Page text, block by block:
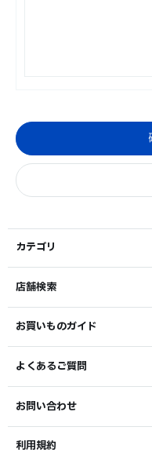
カテゴリ
店舗検索
お買いものガイド
よくあるご質問
お問い合わせ
利用規約